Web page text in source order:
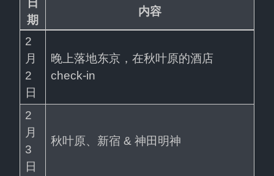
日
期
内容
2
月
2
日
晚上落地东京，在秋叶原的酒店
check-in
2
月
3
日
秋叶原、新宿 & 神田明神